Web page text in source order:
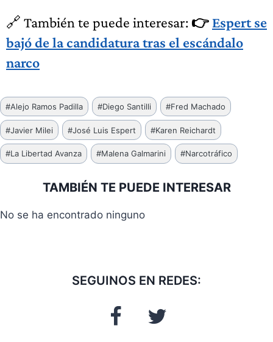
🔗 También te puede interesar: 👉 Espert se
bajó de la candidatura tras el escándalo
narco
Etiquetas
de
la
entrada:
#Alejo Ramos Padilla #Diego Santilli #Fred Machado
#Javier Milei #José Luis Espert #Karen Reichardt
#La Libertad Avanza #Malena Galmarini #Narcotráfico
TAMBIÉN TE PUEDE INTERESAR
No se ha encontrado ninguno
SEGUINOS EN REDES: